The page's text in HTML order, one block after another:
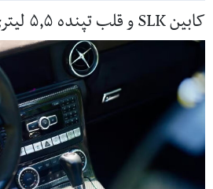
کابین SLK و قلب تپنده ۵٫۵ لیتری